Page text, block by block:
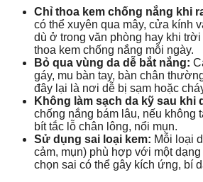
Chỉ thoa kem chống nắng khi
có thể xuyên qua mây, cửa kính
dù ở trong văn phòng hay khi trời
thoa kem chống nắng mỗi ngày.
Bỏ qua vùng da dễ bắt nắng:
gáy, mu bàn tay, bàn chân
đây lại là nơi dễ bị sạm hoặc
Không làm sạch da kỹ sau khi
chống nắng bám lâu, nếu không
bít tắc lỗ chân lông, nổi mụn.
Sử dụng sai loại kem: Mỗi loại
cảm, mụn) phù hợp với một
chọn sai có thể gây kích ứng, bí